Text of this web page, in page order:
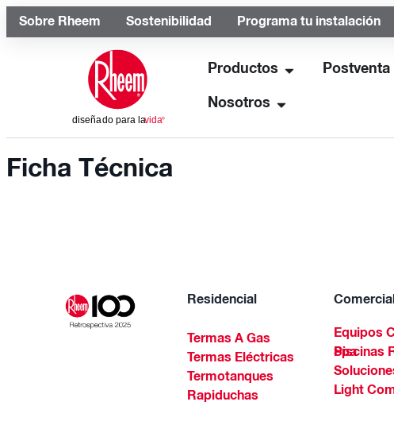
Sobre Rheem Sostenibilidad Programa tu instalación
Productos Postventa
Nosotros
Ficha Técnica
Residencial
Termas A Gas
Termas Eléctricas
Termotanques
Rapiduchas
Equipos
Piscinas Residenciales Y Spa
Light